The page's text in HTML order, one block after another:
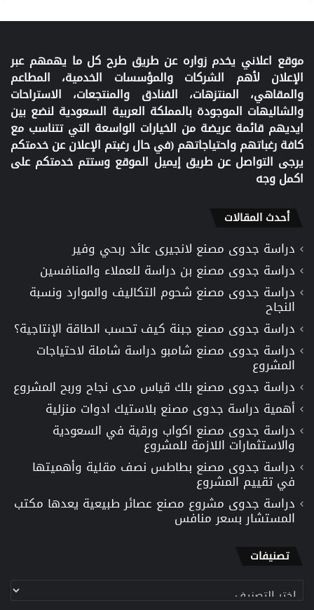
موقع اعلاني يخدم زواره عن طريق طرح كل ما يهمهم عبر
الإعلان لأهم الشركات والمؤسسات الخدمية، المطاعم
والمقاهي، المنتزهات، الفنادق والمنتجعات، الاستراحات
والشاليهات الموجودة بالمملكة العربية السعودية لنضع بين
ايديهم قائمة عريضة من الخيارات الواسعة التي تتناسب مع
كافة رغباتهم واحتياجاتهم (في حال رغبتم الإعلان عن خدمتكم
يرجى التواصل عن طريق إيميل الموقع وستتم خدمتكم على
اكمل وجه
أحدث المقالات
دراسة جدوى مصنع لانجيرى عائد ربحي وفير
دراسة جدوى مصنع بن دراسة للعملاء والمنافسين
دراسة جدوى مصنع شحوم التكاليف والموارد ونسبة
النجاح
دراسة جدوى مصنع جبنة كيف تحسب الطاقة الإنتاجية؟
دراسة جدوى مصنع شامبو دراسة شاملة لاحتياجات
المشروع
دراسة جدوى مصنع بلك قياس مدى نجاح وربح المشروع
أهمية دراسة جدوى مصنع بلاستيك ادوات منزلية
دراسة جدوى مصنع اكواب ورقية في السعودية
والاستثمارات اللازمة للمشروع
دراسة جدوى مصنع بطاطس نصف مقلية وأهميتها
في تقييم المشروع
دراسة جدوى مشروع مصنع عصائر طبيعية يعدها مكتب
المستشار بسعر منافس
تصنيفات
تصنيفات